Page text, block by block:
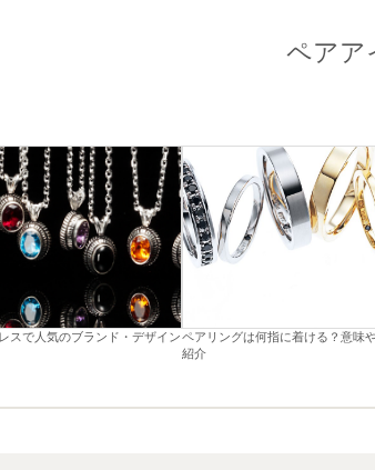
ペアア
スで人気のブランド・デザインペアリングは何指に着ける？意味
紹介